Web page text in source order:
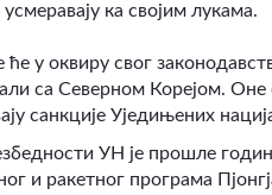
ка својим лукама.
ће у оквиру свог
са Северном Корејом.
санкције Уједињених
УН је прошле
и ракетног програма